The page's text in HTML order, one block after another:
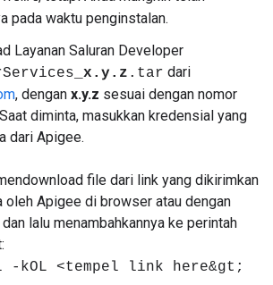
pada waktu penginstalan.
Layanan Saluran Developer
x.y.z .tar dari
, dengan x.y.z sesuai dengan nomor
diminta, masukkan kredensial yang
dari Apigee.
file dari link yang dikirimkan
oleh Apigee di browser atau dengan
lalu menambahkannya ke perintah
kOL <tempel link here&gt;